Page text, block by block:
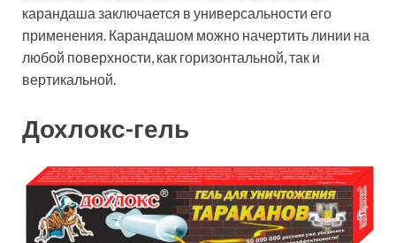
карандаша заключается в универсальности его
применения. Карандашом можно начертить линии на
любой поверхности, как горизонтальной, так и
вертикальной.
Дохлокс-гель